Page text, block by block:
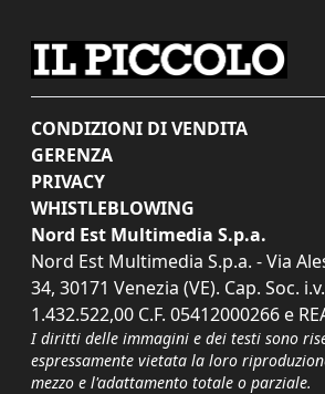
CONDIZIONI DI VENDITA
GERENZA
PRIVACY
WHISTLEBLOWING
Nord Est Multimedia S.p.a.
Nord Est Multimedia S.p.a. - Via
34, 30171 Venezia (VE). Cap. Soc.
1.432.522,00 C.F. 05412000266 e
I diritti delle immagini e dei testi sono
espressamente vietata la loro
mezzo e l'adattamento totale o parziale.